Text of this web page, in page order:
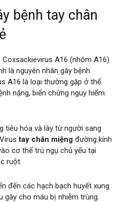
bệnh tay chân
A16 (nhóm A16)
là nguyên nhân gây bệnh.
A16 là loại thường gặp ở thể
nặng, biến chứng nguy hiểm
tiêu hóa và lây từ người sang
tay chân miệng đường kính
cơ thể trú ngụ chủ yếu tại
ruột.
đến các hạch bạch huyết xung
gây cho máu bị nhiễm trùng.